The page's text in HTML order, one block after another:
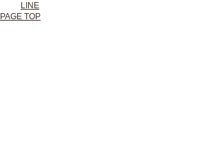
LINE
PAGE TOP